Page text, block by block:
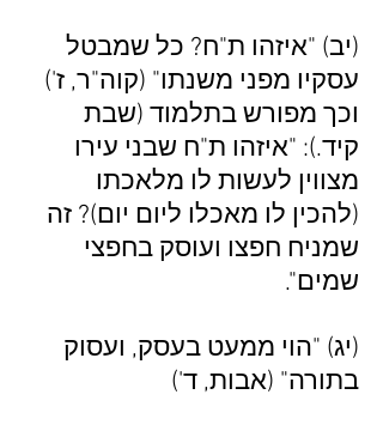
(יב) "איזהו ת"ח? כל שמבטל
עסקיו מפני משנתו" (קוה"ר, ז')
וכך מפורש בתלמוד (שבת
קיד.): "איזהו ת"ח שבני עירו
מצווין לעשות לו מלאכתו
(להכין לו מאכלו ליום יום)? זה
שמניח חפצו ועוסק בחפצי
שמים".
(יג) "הוי ממעט בעסק, ועסוק
בתורה" (אבות, ד')